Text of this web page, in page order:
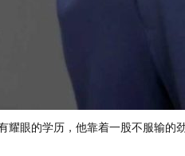
耀眼的学历，他靠着一股不服输的